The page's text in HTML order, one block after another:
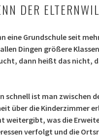
DER
eine Grundschule seit
Dingen größere
dann heißt das nicht,
schnell ist man zwischen
über die Kinderzimmer
weitergibt, was die
verfolgt und die